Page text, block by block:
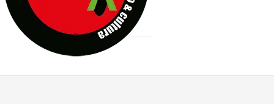
MARSHALL FLASH PRESENTA EN EXVITA [RELATIVA
JOFRE BARDAGÍ EN EXVITA INTERPRETANDO A SERRAT